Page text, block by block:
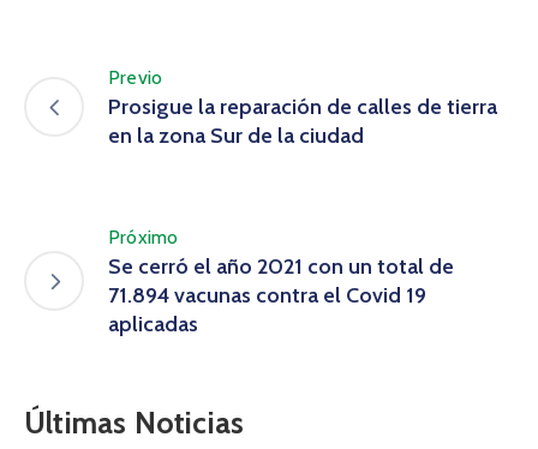
Previo
Prosigue la reparación de calles de tierra
en la zona Sur de la ciudad
Próximo
Se cerró el año 2021 con un total de
71.894 vacunas contra el Covid 19
aplicadas
Últimas Noticias